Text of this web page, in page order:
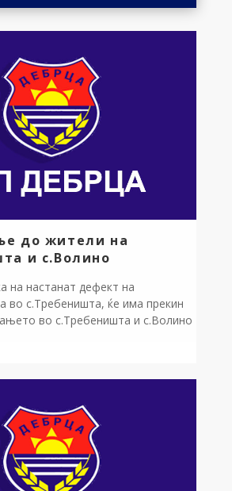
до жители на
и с.Волино
на настанат дефект на
во с.Требеништа, ќе има прекин
во с.Требеништа и с.Волино